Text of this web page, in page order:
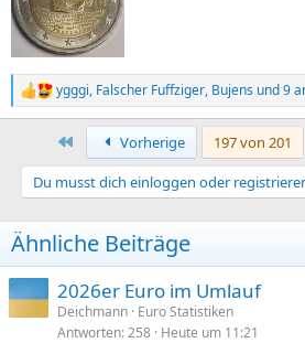
R
e
t
o
n
e
n
:
ygggi, Falscher Fuffziger, Bujens und 9
Erste Vorherige 197 von 201
Du musst dich einloggen oder
Ähnliche Beiträge
2026er Euro im Umlauf
Deichmann Euro Statistiken
Antworten 258 Heute um 11:21